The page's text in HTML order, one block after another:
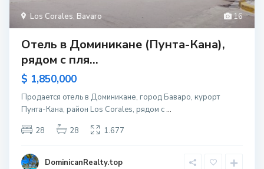
16
Los Corales, Bavaro
Отель в Доминикане (Пунта-Кана),
рядом с пля...
$ 1,850,000
Продается отель в Доминикане, город Баваро, курорт
Пунта-Кана, район Los Corales, рядом с...
28
28 1.677
DominicanRealty.top